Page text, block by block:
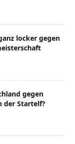
locker gegen
gegen
der Startelf?